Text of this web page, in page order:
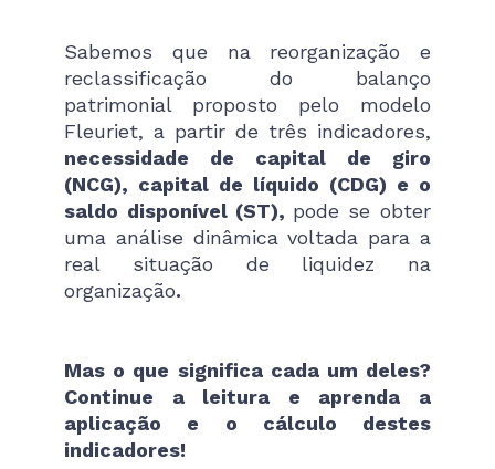
Sabemos que na reorganização e
reclassificação do balanço
patrimonial proposto pelo modelo
Fleuriet, a partir de três indicadores,
necessidade de capital de giro
(NCG), capital de líquido (CDG) e o
saldo disponível (ST), pode se obter
uma análise dinâmica voltada para a
real situação de liquidez na
organização.
Mas o que significa cada um deles?
Continue a leitura e aprenda a
aplicação e o cálculo destes
indicadores!